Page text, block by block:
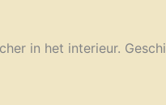
in het interieur.